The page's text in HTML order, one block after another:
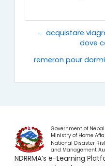
← acquistare
dove
remeron pour
Government of Nepal
Ministry of Home
National Disaster
and Management
NDRRMA’s e-Learning